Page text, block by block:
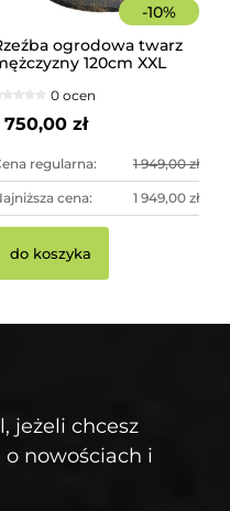
-10%
ogrodowa twarz
120cm XXL
dekoracja ogrodowa
0 ocen
750,00 zł
regularna: 1 949,00 zł
cena: 1 949,00 zł
do koszyka
jeżeli chcesz
nowościach i